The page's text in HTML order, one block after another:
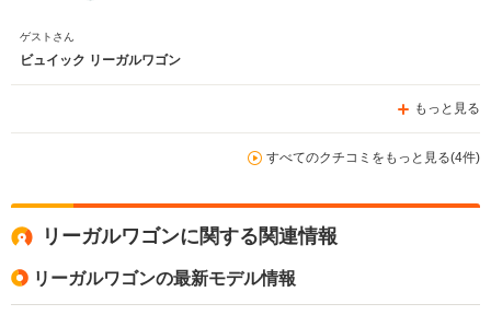
ゲストさん
ビュイック リーガルワゴン
もっと見る
すべてのクチコミをもっと見る(4件)
リーガルワゴンに関する関連情報
リーガルワゴンの最新モデル情報